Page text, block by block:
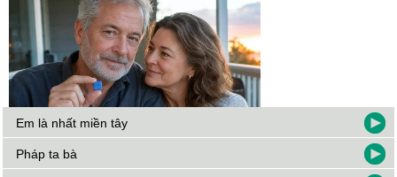
Em là nhất miền tây
Pháp ta bà